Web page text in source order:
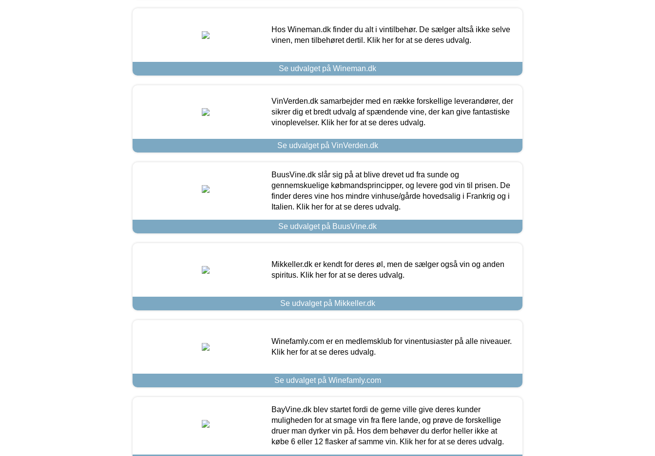
Hos Wineman.dk finder du alt i vintilbehør. De sælger altså ikke selve
vinen, men tilbehøret dertil. Klik her for at se deres udvalg.
Se udvalget på Wineman.dk
VinVerden.dk samarbejder med en række forskellige leverandører, der
sikrer dig et bredt udvalg af spændende vine, der kan give fantastiske
vinoplevelser. Klik her for at se deres udvalg.
Se udvalget på VinVerden.dk
BuusVine.dk slår sig på at blive drevet ud fra sunde og
gennemskuelige købmandsprincipper, og levere god vin til prisen. De
finder deres vine hos mindre vinhuse/gårde hovedsalig i Frankrig og i
Italien. Klik her for at se deres udvalg.
Se udvalget på BuusVine.dk
Mikkeller.dk er kendt for deres øl, men de sælger også vin og anden
spiritus. Klik her for at se deres udvalg.
Se udvalget på Mikkeller.dk
Winefamly.com er en medlemsklub for vinentusiaster på alle niveauer.
Klik her for at se deres udvalg.
Se udvalget på Winefamly.com
BayVine.dk blev startet fordi de gerne ville give deres kunder
muligheden for at smage vin fra flere lande, og prøve de forskellige
druer man dyrker vin på. Hos dem behøver du derfor heller ikke at
købe 6 eller 12 flasker af samme vin. Klik her for at se deres udvalg.